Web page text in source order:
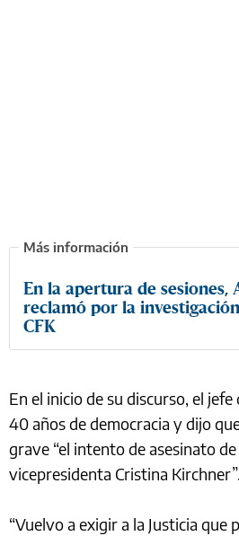
En la apertura de sesiones,
reclamó por la
CFK
En el inicio de su discurso, el
40 años de democracia y dijo
grave “el intento de asesinato
vicepresidenta Cristina Kirchner”.
“Vuelvo a exigir a la Justicia que